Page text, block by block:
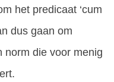
het predicaat ‘cum
dus gaan om
norm die voor menig